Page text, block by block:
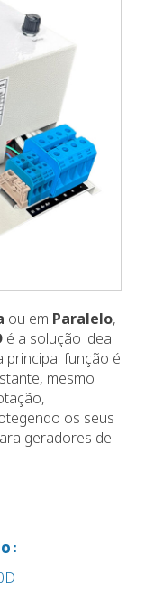
ou em Paralelo,
é a solução ideal
principal função é
mesmo
os seus
geradores de